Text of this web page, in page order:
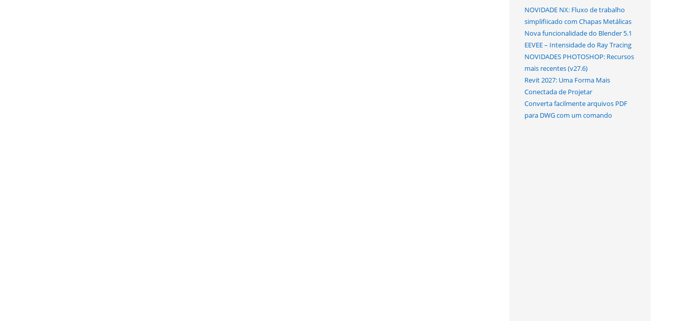
NOVIDADE NX: Fluxo de trabalho
simplifiicado com Chapas Metálicas
Nova funcionalidade do Blender 5.1
EEVEE – Intensidade do Ray Tracing
NOVIDADES PHOTOSHOP: Recursos
mais recentes (v27.6)
Revit 2027: Uma Forma Mais
Conectada de Projetar
Converta facilmente arquivos PDF
para DWG com um comando